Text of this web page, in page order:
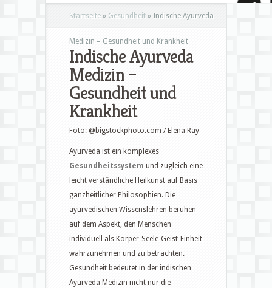
Startseite » Gesundheit » Indische Ayurveda
Medizin – Gesundheit und Krankheit
Indische Ayurveda
Medizin –
Gesundheit und
Krankheit
Foto: @bigstockphoto.com / Elena Ray
Ayurveda ist ein komplexes
Gesundheitssystem und zugleich eine
leicht verständliche Heilkunst auf Basis
ganzheitlicher Philosophien. Die
ayurvedischen Wissenslehren beruhen
auf dem Aspekt, den Menschen
individuell als Körper-Seele-Geist-Einheit
wahrzunehmen und zu betrachten.
Gesundheit bedeutet in der indischen
Ayurveda Medizin nicht nur die